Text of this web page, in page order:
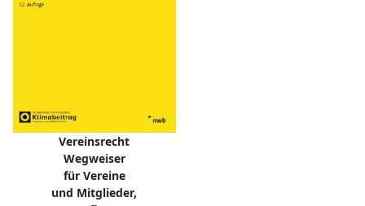
Vereinsrecht
Wegweiser
für Vereine
und Mitglieder,